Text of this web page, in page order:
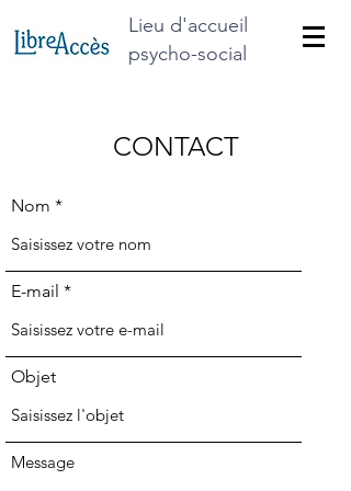
Lieu d'accueil
psycho-social
CONTACT
Nom
E-mail
Objet
Message